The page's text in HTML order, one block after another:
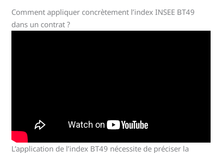
Comment appliquer concrètement l’index INSEE BT49
dans un contrat ?
L’application de l’index BT49 nécessite de préciser la